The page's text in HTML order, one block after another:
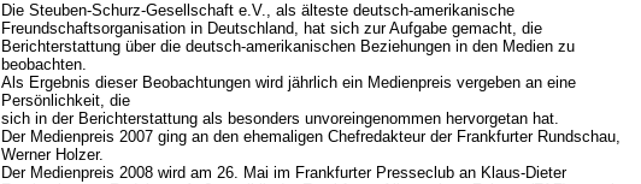
Die Steuben-Schurz-Gesellschaft e.V., als älteste deutsch-amerikanische
Freundschaftsorganisation in Deutschland, hat sich zur Aufgabe gemacht, die
Berichterstattung über die deutsch-amerikanischen Beziehungen in den Medien zu
beobachten.
Als Ergebnis dieser Beobachtungen wird jährlich ein Medienpreis vergeben an eine
Persönlichkeit, die
sich in der Berichterstattung als besonders unvoreingenommen hervorgetan hat.
Der Medienpreis 2007 ging an den ehemaligen Chefredakteur der Frankfurter Rundschau,
Werner Holzer.
Der Medienpreis 2008 wird am 26. Mai im Frankfurter Presseclub an Klaus-Dieter